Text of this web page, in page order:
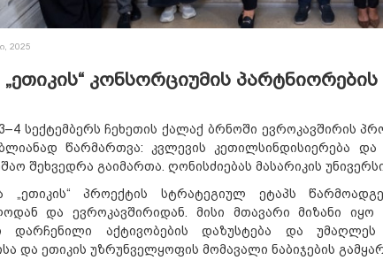
2025
კონსორციუმის
სექტემბერს ჩეხეთის ქალაქ ბრნოში ევროკავშირის
წარმართვა: კვლევის კეთილსინდისიერება
შეხვედრა გაიმართა. ღონისძიებას მასარიკის
„ეთიკის“ პროექტის სტრატეგიულ ეტაპს
და ევროკავშირიდან. მისი მთავარი მიზანი
დარჩენილი აქტივობების დაზუსტება და უმაღლეს
და ეთიკის უზრუნველყოფის მომავალი ნაბიჯების